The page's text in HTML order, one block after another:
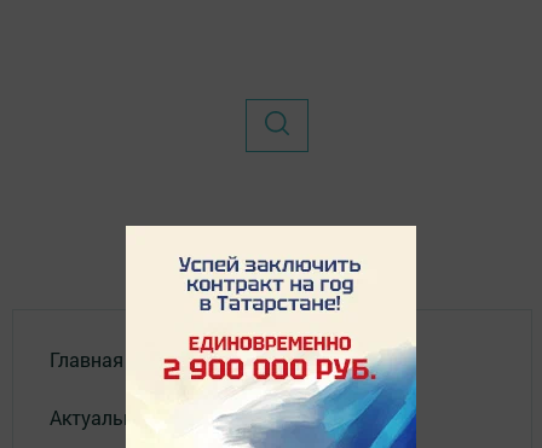
Главная
Актуальное видео